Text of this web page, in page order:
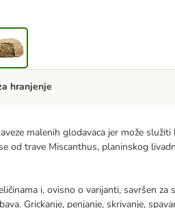
malenih glodavaca jer može služiti
od trave Miscanthus, planinskog
i, ovisno o varijanti, savršen za
Grickanje, penjanje, skrivanje,
hranjenje